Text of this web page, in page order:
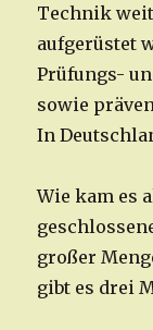
Technik
aufgerüstet
Prüfungs-
sowie
In
Wie kam es
großer
gibt es drei